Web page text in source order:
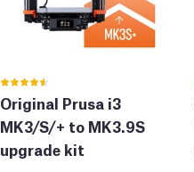
Original Prusa i3
MK3/S/+ to MK3.9S
upgrade kit